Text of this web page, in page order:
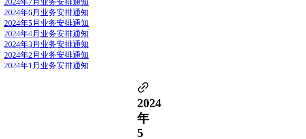
2024年7月业务安排通知
2024年6月业务安排通知
2024年5月业务安排通知
2024年4月业务安排通知
2024年3月业务安排通知
2024年2月业务安排通知
2024年1月业务安排通知
2024
年
5